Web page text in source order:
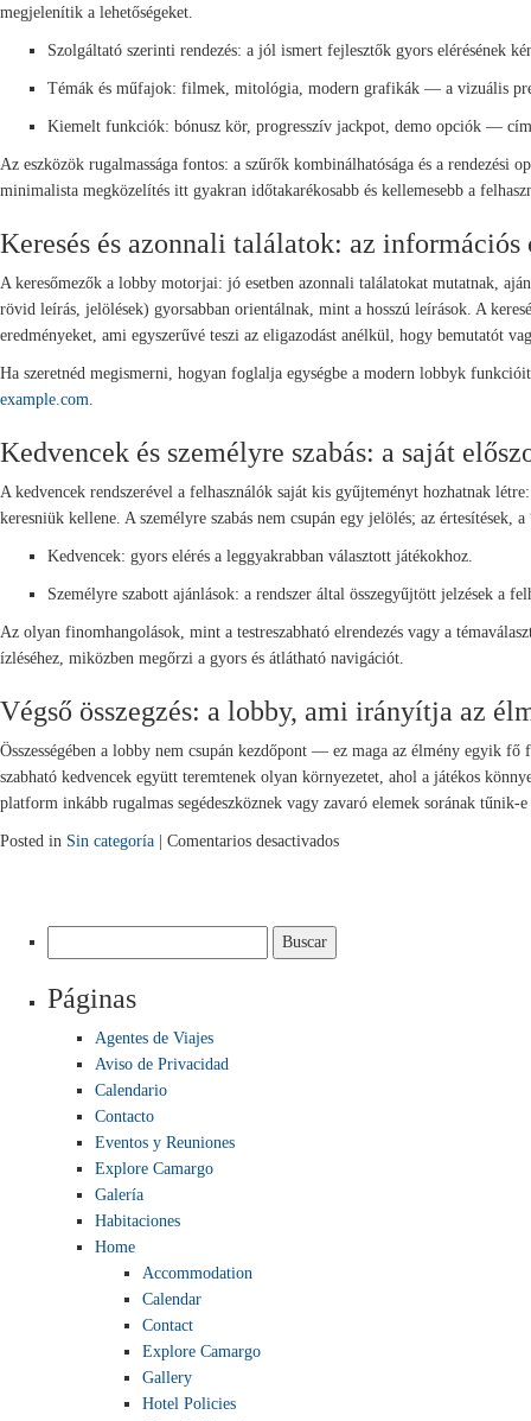
megjelenítik a lehetőségeket.
Szolgáltató szerinti rendezés: a jól ismert fejlesztők gyors elérésének
Témák és műfajok: filmek, mitológia, modern grafikák — a vizuális
Kiemelt funkciók: bónusz kör, progresszív jackpot, demo opciók —
Az eszközök rugalmassága fontos: a szűrők kombinálhatósága és a rendezési
minimalista megközelítés itt gyakran időtakarékosabb és kellemesebb a
Keresés és azonnali találatok: az információs
A keresőmezők a lobby motorjai: jó esetben azonnali találatokat mutatnak,
rövid leírás, jelölések) gyorsabban orientálnak, mint a hosszú leírások. A
eredményeket, ami egyszerűvé teszi az eligazodást anélkül, hogy bemutatót
Ha szeretnéd megismerni, hogyan foglalja egységbe a modern lobbyk
example.com.
Kedvencek és személyre szabás: a saját
A kedvencek rendszerével a felhasználók saját kis gyűjteményt hozhatnak
keresniük kellene. A személyre szabás nem csupán egy jelölés; az
Kedvencek: gyors elérés a leggyakrabban választott játékokhoz.
Személyre szabott ajánlások: a rendszer által összegyűjtött jelzések a
Az olyan finomhangolások, mint a testreszabható elrendezés vagy a
ízléséhez, miközben megőrzi a gyors és átlátható navigációt.
Végső összegzés: a lobby, ami irányítja az
Összességében a lobby nem csupán kezdőpont — ez maga az élmény egyik
szabható kedvencek együtt teremtenek olyan környezetet, ahol a játékos
platform inkább rugalmas segédeszköznek vagy zavaró elemek sorának
Posted in Sin categoría Comentarios desactivadosen
Páginas
Agentes de Viajes
Aviso de Privacidad
Calendario
Contacto
Eventos y Reuniones
Explore Camargo
Galería
Habitaciones
Home
Accommodation
Calendar
Contact
Explore Camargo
Gallery
Hotel Policies